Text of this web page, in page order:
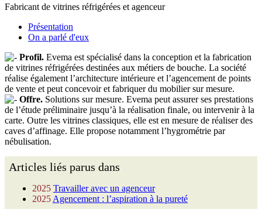
Fabricant de vitrines réfrigérées et agenceur
Présentation
On a parlé d'eux
Profil. Evema est spécialisé dans la conception et la fabrication
de vitrines réfrigérées destinées aux métiers de bouche. La société
réalise également l’architecture intérieure et l’agencement de points
de vente et peut concevoir et fabriquer du mobilier sur mesure.
Offre. Solutions sur mesure. Evema peut assurer ses prestations
de l’étude préliminaire jusqu’à la réalisation finale, ou intervenir à la
carte. Outre les vitrines classiques, elle est en mesure de réaliser des
caves d’affinage. Elle propose notamment l’hygrométrie par
nébulisation.
Articles liés parus dans
2025 Travailler avec un agenceur
2025Agencement : l’aspiration à la pureté